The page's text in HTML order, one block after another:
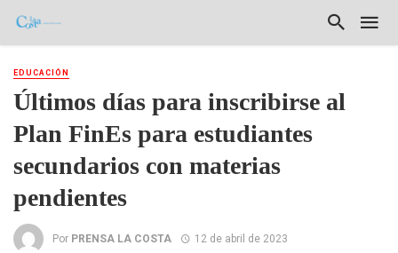
EDUCACIÓN
Últimos días para inscribirse al
Plan FinEs para estudiantes
secundarios con materias
pendientes
Por PRENSA LA COSTA 12 de abril de 2023